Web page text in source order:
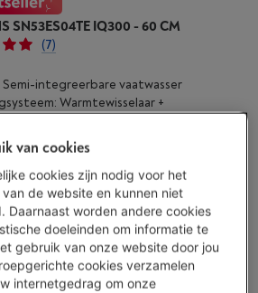
SN53ES04TE IQ300 - 60 CM
(7)
Semi-integreerbare vaatwasser
Warmtewisselaar +
13 bestekken
-Bekijk voorraad
Koop nu
van cookies
cookies zijn nodig voor het
de website en kunnen niet
Daarnaast worden andere cookies
doeleinden om informatie te
gebruik van onze website door jou
cookies verzamelen
internetgedrag om onze